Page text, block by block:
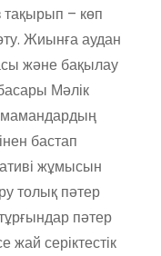
тақырып – көп
Жиынға аудан
және бақылау
Мәлік
мамандардың
бастап
жұмысын
толық пәтер
пәтер
жай серіктестік